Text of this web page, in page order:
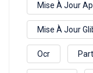
Mise À Jour
Mise À Jour
Ocr